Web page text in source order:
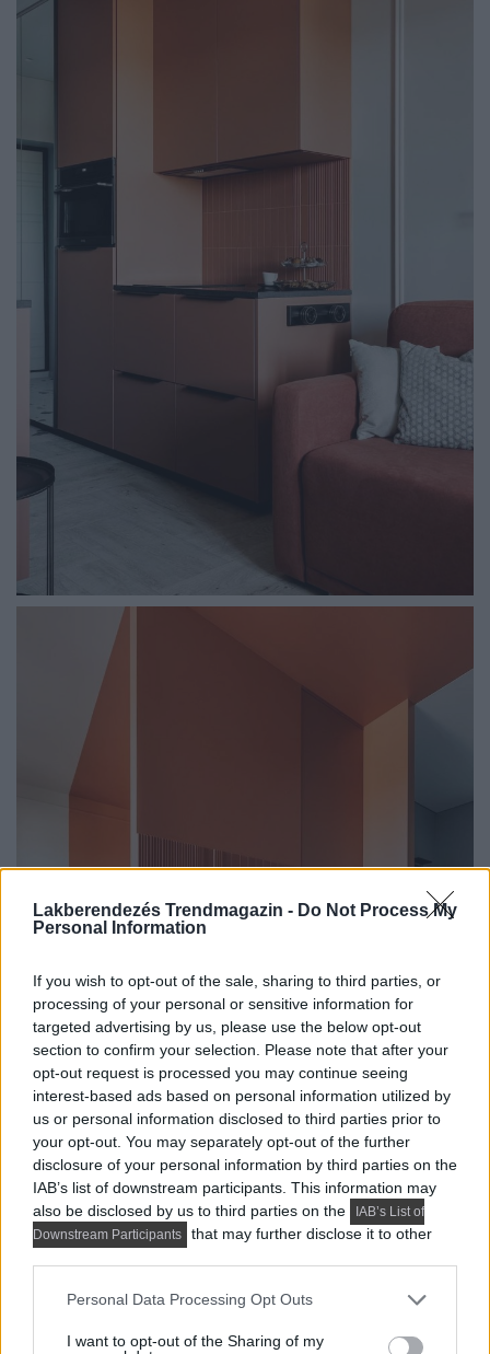
Lakberendezés Trendmagazin - Do Not Process My
Personal Information
If you wish to opt-out of the sale, sharing to third parties, or
processing of your personal or sensitive information for
targeted advertising by us, please use the below opt-out
section to confirm your selection. Please note that after your
opt-out request is processed you may continue seeing
interest-based ads based on personal information utilized by
us or personal information disclosed to third parties prior to
your opt-out. You may separately opt-out of the further
disclosure of your personal information by third parties on the
IAB’s list of downstream participants. This information may
also be disclosed by us to third parties on the
IAB’s List of
Downstream Participants
that may further disclose it to other
Please note that this website/app uses one or more Google
not limited to your visit or usage behaviour. You may click to
Personal Data Processing Opt Outs
I want to opt-out of the Sharing of my
Nappali a funkcionális zónákkal